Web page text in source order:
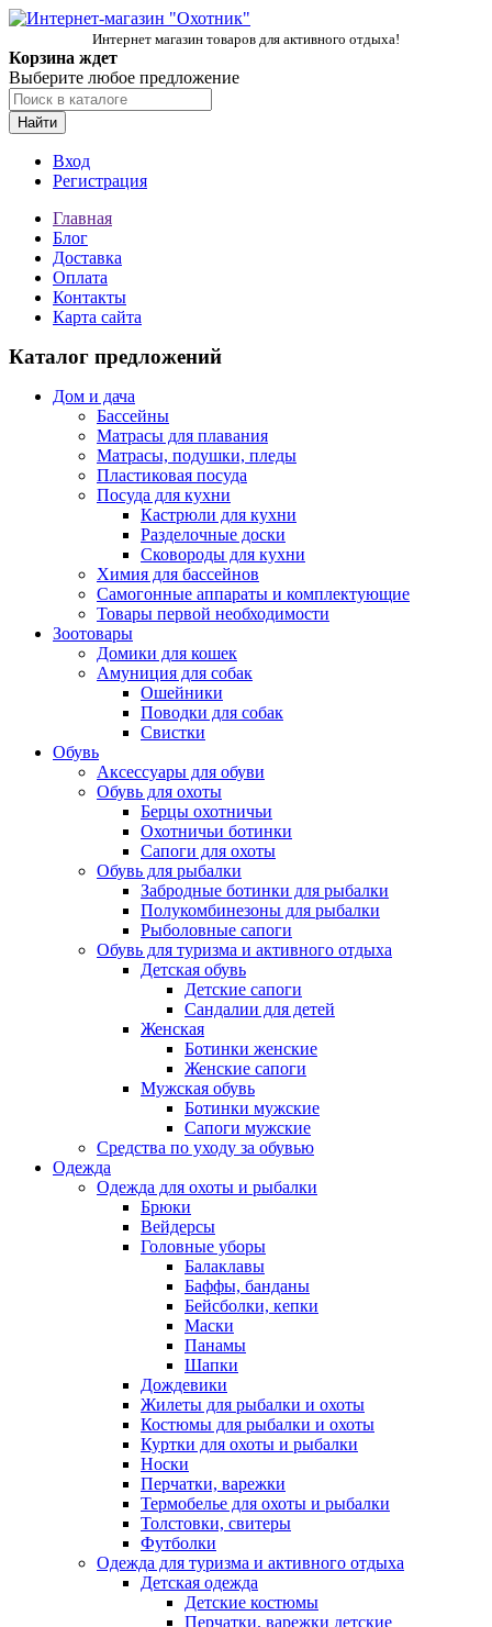
Интернет магазин товаров для активного отдыха!
Корзина ждет
Выберите любое предложение
Найти
Вход
Регистрация
Главная
Блог
Доставка
Оплата
Контакты
Карта сайта
Каталог предложений
Дом и дача
Бассейны
Матрасы для плавания
Матрасы, подушки, пледы
Пластиковая посуда
Посуда для кухни
Кастрюли для кухни
Разделочные доски
Сковороды для кухни
Химия для бассейнов
Самогонные аппараты и комплектующие
Товары первой необходимости
Зоотовары
Домики для кошек
Амуниция для собак
Ошейники
Поводки для собак
Свистки
Обувь
Аксессуары для обуви
Обувь для охоты
Берцы охотничьи
Охотничьи ботинки
Сапоги для охоты
Обувь для рыбалки
Забродные ботинки для рыбалки
Полукомбинезоны для рыбалки
Рыболовные сапоги
Обувь для туризма и активного отдыха
Детская обувь
Детские сапоги
Сандалии для детей
Женская
Ботинки женские
Женские сапоги
Мужская обувь
Ботинки мужские
Сапоги мужские
Средства по уходу за обувью
Одежда
Одежда для охоты и рыбалки
Брюки
Вейдерсы
Головные уборы
Балаклавы
Баффы, банданы
Бейсболки, кепки
Маски
Панамы
Шапки
Дождевики
Жилеты для рыбалки и охоты
Костюмы для рыбалки и охоты
Куртки для охоты и рыбалки
Носки
Перчатки, варежки
Термобелье для охоты и рыбалки
Толстовки, свитеры
Футболки
Одежда для туризма и активного отдыха
Детская одежда
Детские костюмы
Перчатки, варежки детские